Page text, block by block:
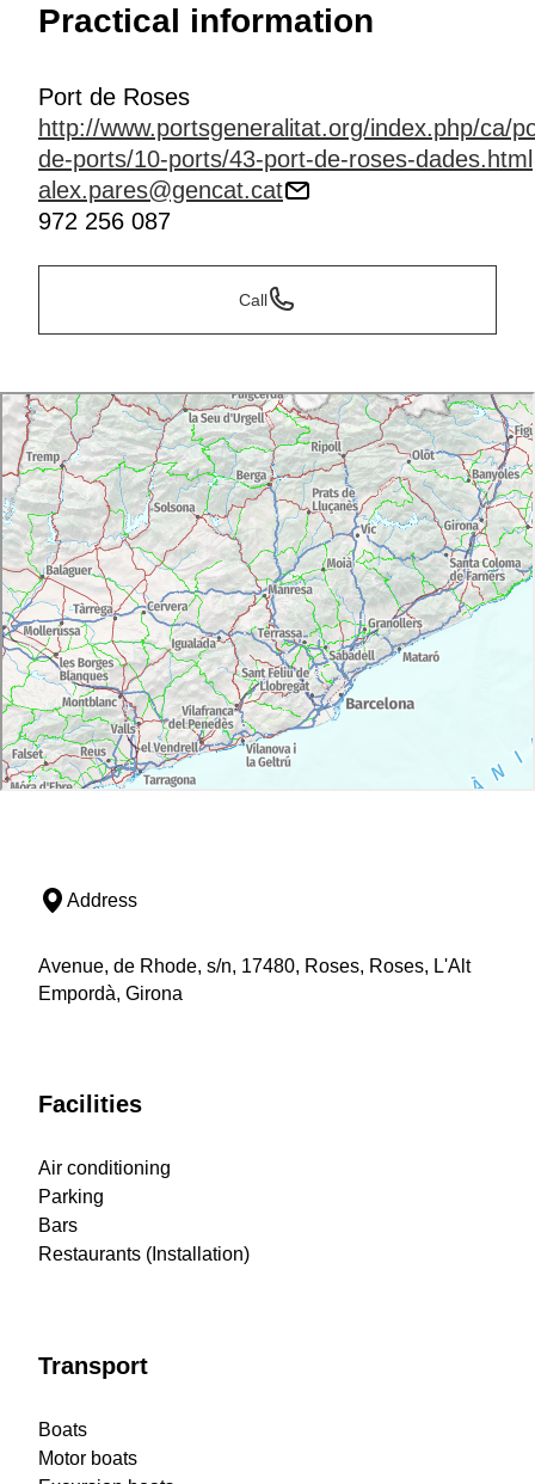
Practical information
Port de Roses
http://www.portsgeneralitat.org/index.php/ca/
de-ports/10-ports/43-port-de-roses-dades.html
alex.pares@gencat.cat
972 256 087
Call
Address
Avenue, de Rhode, s/n, 17480, Roses, Roses, L'Alt
Empordà, Girona
Facilities
Air conditioning
Parking
Bars
Restaurants (Installation)
Transport
Boats
Motor boats